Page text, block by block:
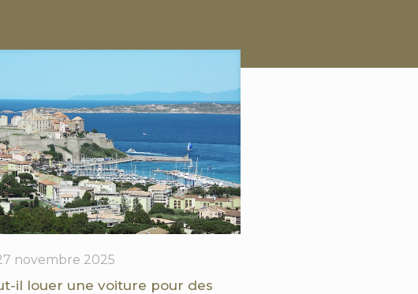
novembre 2025
il louer une voiture pour des